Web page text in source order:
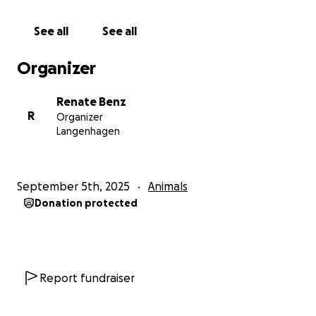
zeige Euch mal meine Hütte, die ich mir so sehr
Euer Lion, der sich schon jetzt sehr freut über seine
See all See all
Organizer
R
Renate Benz
Organizer
Langenhagen
September 5th, 2025 Animals
Donation protected
Report fundraiser